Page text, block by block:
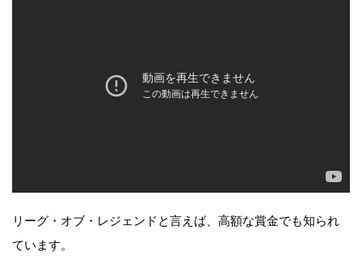
リーグ・オブ・レジェンドと言えば、高額な賞金でも知られ
ています。